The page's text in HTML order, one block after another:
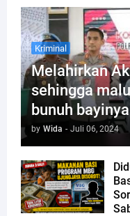
Kriminal
Melahirkan
sehingga
bunuh
by Wida - Juli 06, 2024